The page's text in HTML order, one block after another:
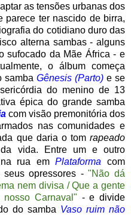
as tensões urbanas dos
parece ter nascido de birra,
do cotidiano duro das
alterna sambas - alguns
sufocado da Mãe África - e
o álbum começa
samba Gênesis (Parto) e se
do menino de 13
épica do grande samba
com visão premonitória dos
nas comunidades e
que daria o tom rapeado
vida. Entre um e outro
na rua emPlataforma com
seus opressores -"Não dá
nem divisa / Que a gente
Carnaval" - e divide
do samba Vaso ruim não